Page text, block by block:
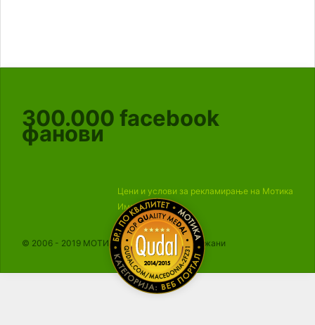
300.000 facebook
фанови
Цени и услови за рекламирање на Мотика
Импресум
© 2006 - 2019 МОТИКА, Сите права се задржани